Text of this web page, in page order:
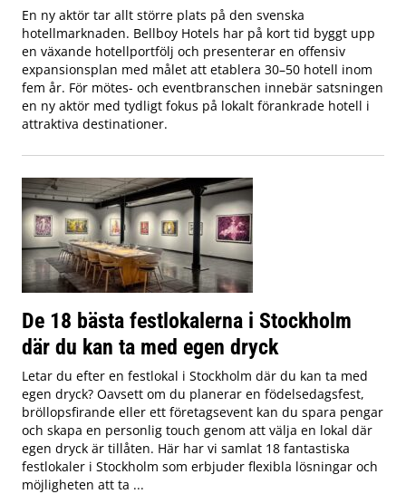
En ny aktör tar allt större plats på den svenska
hotellmarknaden. Bellboy Hotels har på kort tid byggt upp
en växande hotellportfölj och presenterar en offensiv
expansionsplan med målet att etablera 30–50 hotell inom
fem år. För mötes- och eventbranschen innebär satsningen
en ny aktör med tydligt fokus på lokalt förankrade hotell i
attraktiva destinationer.
De 18 bästa festlokalerna i Stockholm
där du kan ta med egen dryck
Letar du efter en festlokal i Stockholm där du kan ta med
egen dryck? Oavsett om du planerar en födelsedagsfest,
bröllopsfirande eller ett företagsevent kan du spara pengar
och skapa en personlig touch genom att välja en lokal där
egen dryck är tillåten. Här har vi samlat 18 fantastiska
festlokaler i Stockholm som erbjuder flexibla lösningar och
möjligheten att ta ...